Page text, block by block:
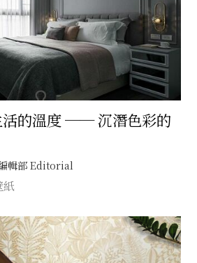
活的溫度 ── 沉潛色彩的
輯部 Editorial
紙